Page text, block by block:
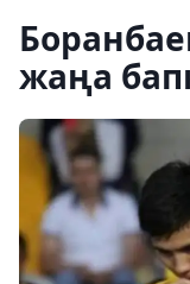
жаңа